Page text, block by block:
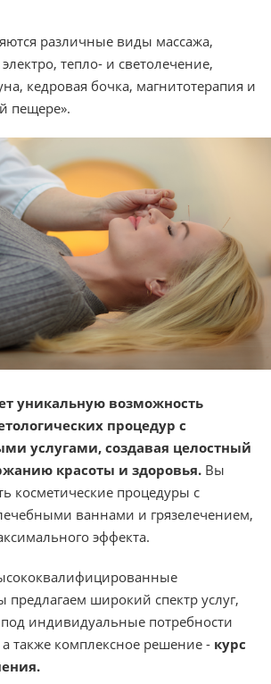
различные виды массажа,
тепло- и светолечение,
кедровая бочка, магнитотерапия и
пещере».
уникальную возможность
процедур с
услугами, создавая целостный
красоты и здоровья. Вы
косметические процедуры с
ваннами и грязелечением,
эффекта.
предлагаем широкий спектр услуг,
индивидуальные потребности
также комплексное решение - курс